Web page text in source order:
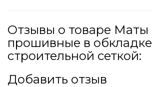
Отзывы о товаре Маты
прошивные в обкладке
строительной сеткой:
Добавить отзыв